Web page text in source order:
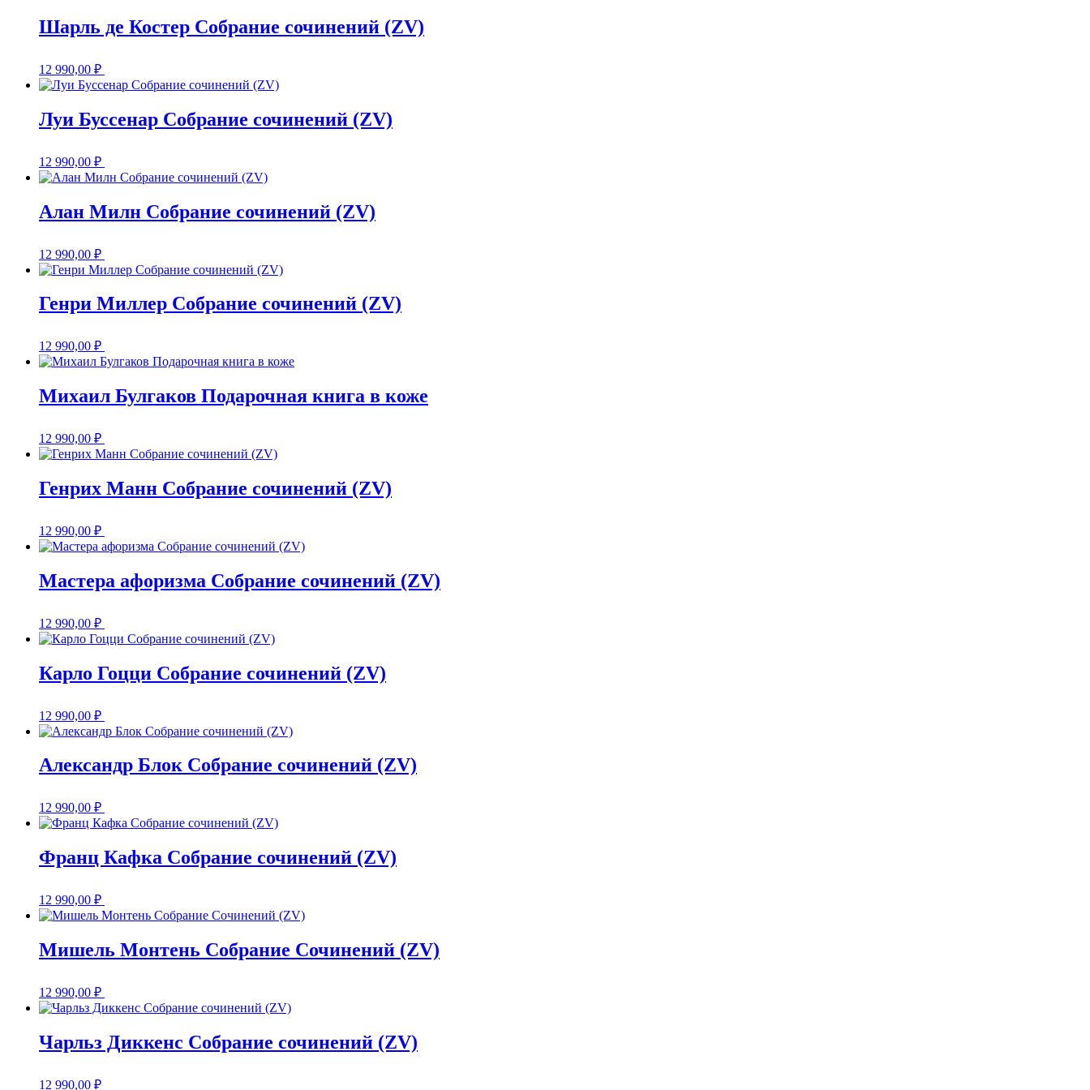
Шарль де Костер Собрание сочинений (ZV)
12 990,00 ₽
Луи Буссенар Собрание сочинений (ZV)
12 990,00 ₽
Алан Милн Собрание сочинений (ZV)
12 990,00 ₽
Генри Миллер Собрание сочинений (ZV)
12 990,00 ₽
Михаил Булгаков Подарочная книга в коже
12 990,00 ₽
Генрих Манн Собрание сочинений (ZV)
12 990,00 ₽
Мастера афоризма Собрание сочинений (ZV)
12 990,00 ₽
Карло Гоцци Собрание сочинений (ZV)
12 990,00 ₽
Александр Блок Собрание сочинений (ZV)
12 990,00 ₽
Франц Кафка Собрание сочинений (ZV)
12 990,00 ₽
Мишель Монтень Собрание Сочинений (ZV)
12 990,00 ₽
Чарльз Диккенс Собрание сочинений (ZV)
12 990,00 ₽